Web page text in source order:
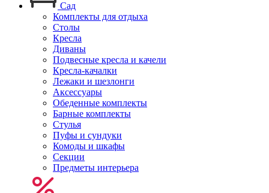
Сад
Комплекты для отдыха
Столы
Кресла
Диваны
Подвесные кресла и качели
Кресла-качалки
Лежаки и шезлонги
Аксессуары
Обеденные комплекты
Барные комплекты
Стулья
Пуфы и сундуки
Комоды и шкафы
Секции
Предметы интерьера